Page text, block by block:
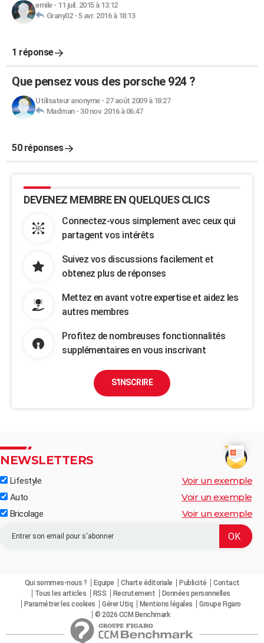
emile- 11 juil. 2015 à 13:12
Grany02- 5 avr. 2016 à 18:13
1 réponse
Que pensez vous des porsche 924 ?
Utilisateur anonyme- 27 août 2009 à 18:27
Madman- 30 nov. 2016 à 06:47
50 réponses
DEVENEZ MEMBRE EN QUELQUES CLICS
Connectez-vous simplement avec ceux qui
partagent vos intérêts
Suivez vos discussions facilement et
obtenez plus de réponses
Mettez en avant votre expertise et aidez les
autres membres
Profitez de nombreuses fonctionnalités
supplémentaires en vous inscrivant
S'INSCRIRE
NEWSLETTERS
Lifestyle Voir un exemple
Auto Voir un exemple
Bricolage Voir un exemple
Qui sommes-nous ? Equipe Charte éditoriale Publicité
Contact
Tous les articles
RSS Recrutement
Données personnelles
Paramétrer les cookies
Gérer Utiq Mentions légales
Groupe Figaro
© 2026 CCM Benchmark